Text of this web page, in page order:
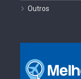
Outros